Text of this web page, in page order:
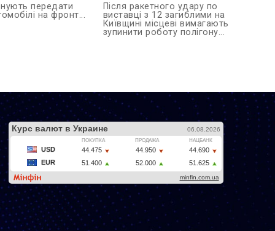
передати
на фронт...
Після ракетного удару по
виставці з 12 загиблими на
Київщині місцеві вимагають
зупинити роботу полігону...